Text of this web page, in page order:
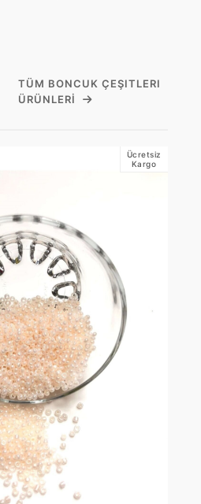
TÜM BONCUK ÇEŞITLERI
ÜRÜNLERI
Ücretsiz
Kargo